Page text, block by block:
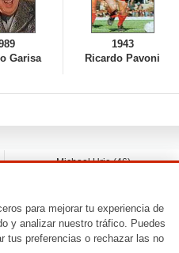
Garisa
1943
Ricardo Pavoni
Michael Urie (46)
Jimmy Jean-Louis (58)
Ken Baumann (37)
la fecha
para mejorar tu experiencia de
y analizar nuestro tráfico. Puedes
tus preferencias o rechazar las no